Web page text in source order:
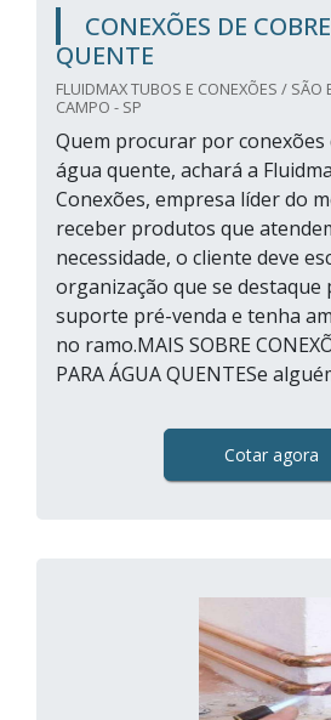
CONEXÕES DE
QUENTE
FLUIDMAX TUBOS E CONEXÕES / SÃO
CAMPO - SP
Quem procurar por conexões
água quente, achará a
Conexões, empresa líder do
receber produtos que
necessidade, o cliente deve
organização que se destaque
suporte pré-venda e tenha
no ramo.MAIS SOBRE
PARA ÁGUA QUENTESe
Cotar agora